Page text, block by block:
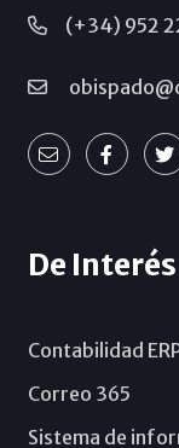
(+34) 952
De Interés
Contabilidad
Correo 365
Sistema de